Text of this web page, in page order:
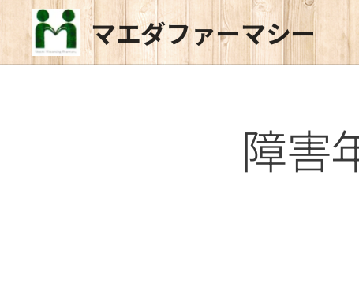
マエダファーマシー
障害